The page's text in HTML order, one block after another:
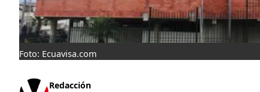
Foto: Ecuavisa.com
Redacción